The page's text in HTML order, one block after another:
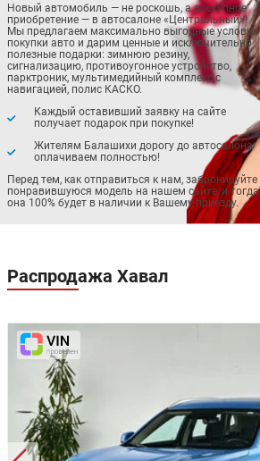
Новый автомобиль — не роскошь, а доступное
приобретение — в автосалоне «Центральный»!
Мы предлагаем максимально выгодные условия
покупки авто и дарим ценные и исключительно
полезные подарки: зимнюю резину,
сигнализацию, противоугонное устройство,
парктроник, мультимедийный комплекс с
навигацией, полис КАСКО.
Каждый оставивший заявку на сайте
получает подарок при покупке!
Жителям Балашихи дорогу до автосалона
оплачиваем полностью!
Перед тем, как отправиться к нам, забронируйте
понравившуюся модель на нашем сайте, и тогда
она 100% будет в наличии к Вашему приезду.
Распродажа Хавал